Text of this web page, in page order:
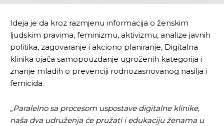
Ideja je da kroz razmjenu informacija o ženskim
ljudskim pravima, feminizmu, aktivizmu, analize javnih
politika, zagovaranje i akciono planiranje, Digitalna
klinika ojača samopouzdanje ugroženih kategorija i
znanje mladih o prevenciji rodnozasnovanog nasilja i
femicida.
„Paralelno sa procesom uspostave digitalne klinike,
naša dva udruženja će pružati i edukaciju ženama u